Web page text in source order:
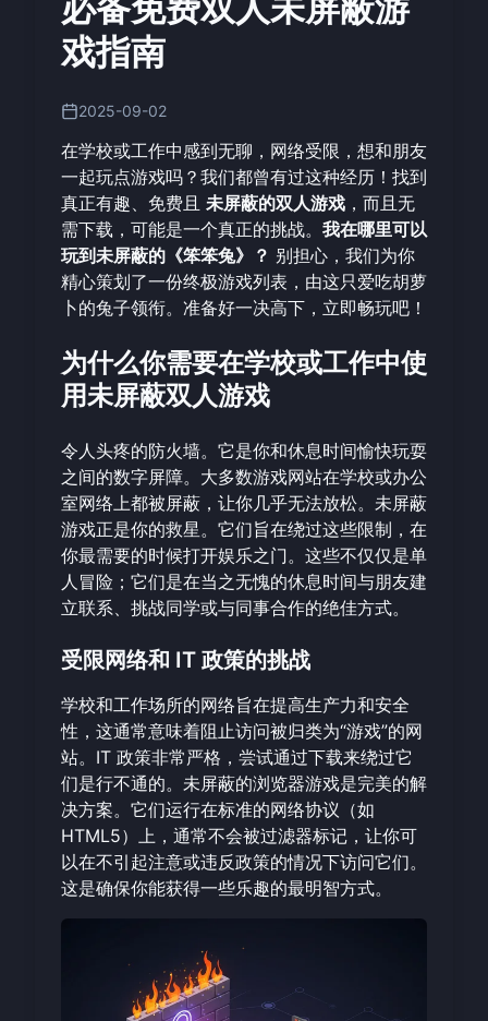
戏指南
2025-09-02
在学校或工作中感到无聊，网络受限，想和朋友
一起玩点游戏吗？我们都曾有过这种经历！找到
真正有趣、免费且 未屏蔽的双人游戏 ，而且无
需下载，可能是一个真正的挑战。 我在哪里可以
玩到未屏蔽的《笨笨兔》？ 别担心，我们为你
精心策划了一份终极游戏列表，由这只爱吃胡萝
卜的兔子领衔。准备好一决高下， 立即畅玩吧！
为什么你需要在学校或工作中使
用未屏蔽双人游戏
令人头疼的防火墙。它是你和休息时间愉快玩耍
之间的数字屏障。大多数游戏网站在学校或办公
室网络上都被屏蔽，让你几乎无法放松。未屏蔽
游戏正是你的救星。它们旨在绕过这些限制，在
你最需要的时候打开娱乐之门。这些不仅仅是单
人冒险；它们是在当之无愧的休息时间与朋友建
立联系、挑战同学或与同事合作的绝佳方式。
受限网络和 IT 政策的挑战
学校和工作场所的网络旨在提高生产力和安全
性，这通常意味着阻止访问被归类为“游戏”的网
站。IT 政策非常严格，尝试通过下载来绕过它
们是行不通的。未屏蔽的浏览器游戏是完美的解
决方案。它们运行在标准的网络协议（如
HTML5）上，通常不会被过滤器标记，让你可
以在不引起注意或违反政策的情况下访问它们。
这是确保你能获得一些乐趣的最明智方式。